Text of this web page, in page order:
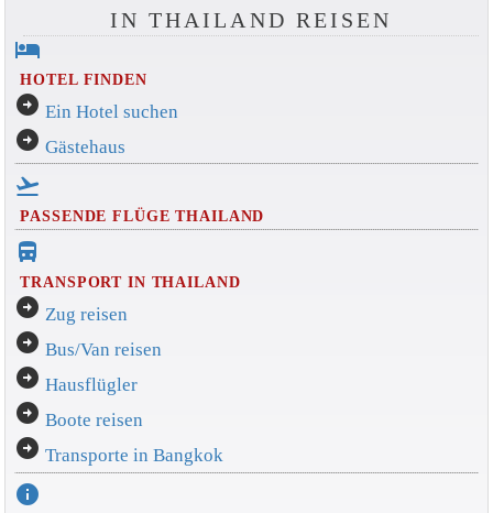
IN THAILAND REISEN
hotel
HOTEL FINDEN
arrow_circle_right Ein Hotel suchen
arrow_circle_right Gästehaus
flight_takeoff
PASSENDE FLÜGE THAILAND
directions_bus_filled
TRANSPORT IN THAILAND
arrow_circle_right Zug reisen
arrow_circle_right Bus/Van reisen
arrow_circle_right Hausflügler
arrow_circle_right Boote reisen
arrow_circle_right Transporte in Bangkok
info